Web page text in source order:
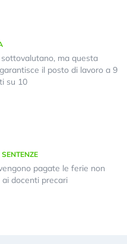
ma questa
il posto di lavoro a 9
su 10
SENTENZE
pagate le ferie non
docenti precari